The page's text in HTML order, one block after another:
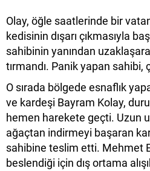
Olay, öğle saatlerinde bir
kedisinin dışarı çıkmasıyla
sahibinin yanından
tırmandı. Panik yapan sahibi,
O sırada bölgede esnaflık
ve kardeşi Bayram Kolay,
hemen harekete geçti. Uzun
ağaçtan indirmeyi başaran
sahibine teslim etti. Mehmet
beslendiği için dış ortama